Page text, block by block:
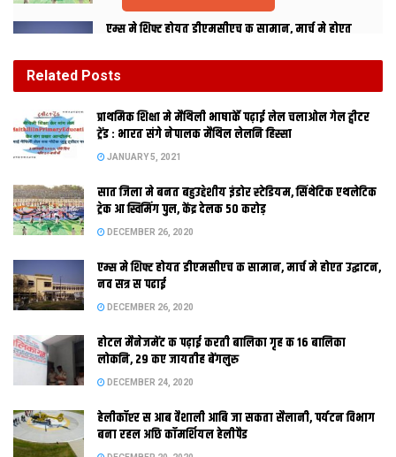
एम्स मे शिफ्ट होयत डीएमसीएच क सामान, मार्च मे होएत
लोकनि, 29 कए जायतीह बेंगलुरु
पटना । बिहार मे पर्यटन क संभावना बढि़ गेल अछि। दिन प्रति दिन बिहार मे
देशी आ विदेशी पर्यटक संख्या बढि़ रहल अछि। एहन मे अपन अलग पहचान
राम प्रवेश राय क समाद अछि जे पर्यटन विभाग क नव लोगो पीपड़ क गाछ
अछि। एकर चुनाव एहि लेल कैल गेल अछि किया कि पीपड़क संबंध भगवान
Related Posts
प्राथमिक शि‍क्षा मे मैथि‍ली भाषाकेँ पढ़ाई लेल चलाओल गेल ट्वीटर
ट्रेंड : भारत संगे नेपालक मैथिल लेलनि हिस्सा
JANUARY 5, 2021
सात जिला मे बनत बहुउद्देशीय इंडोर स्‍टेडि‍यम, सिंथेटिक एथलेटिक
ट्रेक आ स्विमिंग पुल, केंद्र देलक 50 करोड़
DECEMBER 26, 2020
एम्स मे शिफ्ट होयत डीएमसीएच क सामान, मार्च मे होएत उद्घाटन,
नव सत्र स पढाई
DECEMBER 26, 2020
होटल मैनेजमेंट क पढ़ाई करती बालिका गृह क 16 बालिका
लोकनि, 29 कए जायतीह बेंगलुरु
DECEMBER 24, 2020
हेलीकॉप्टर स आब वैशाली आबि जा सकता सैलानी, पर्यटन विभाग
बना रहल अछि कॉमर्शियल हेलीपैड